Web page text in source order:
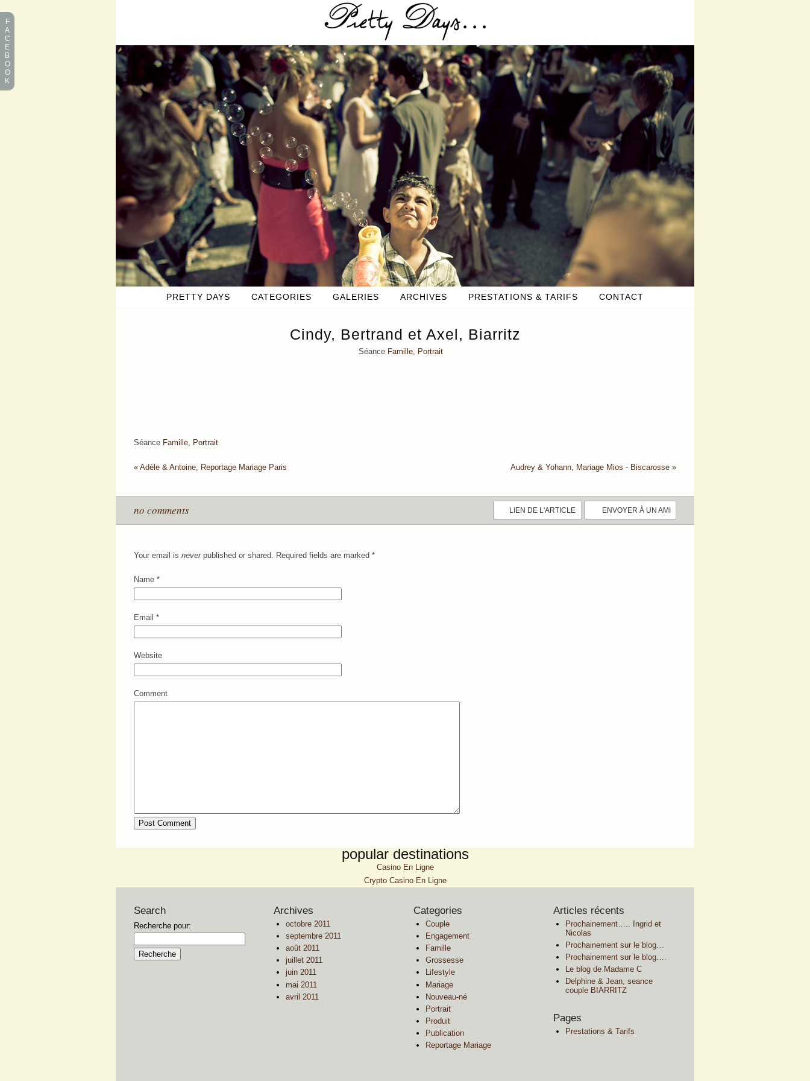
PRETTY DAYS CATEGORIES GALERIES ARCHIVES PRESTATIONS & TARIFS CONTACT
Cindy, Bertrand et Axel, Biarritz
Séance Famille, Portrait
Séance Famille, Portrait
« Adèle & Antoine, Reportage Mariage Paris Audrey & Yohann, Mariage Mios - Biscarosse »
no comments LIEN DE L'ARTICLE ENVOYER À UN AMI
Your email is neverpublished or shared. Required fields are marked *
Name *
Email *
Website
Comment
popular destinations
Casino En Ligne
Crypto Casino En Ligne
Search
Recherche pour:
Archives
octobre 2011
septembre 2011
août 2011
juillet 2011
juin 2011
mai 2011
avril 2011
Categories
Couple
Engagement
Famille
Grossesse
Lifestyle
Mariage
Nouveau-né
Portrait
Produit
Publication
Reportage Mariage
Articles récents
Prochainement….. Ingrid et
Nicolas
Prochainement sur le blog…
Prochainement sur le blog….
Le blog de Madame C
Delphine & Jean, seance
couple BIARRITZ
Pages
Prestations & Tarifs
F
A
C
E
B
O
O
K